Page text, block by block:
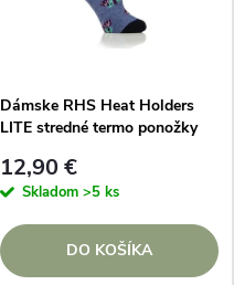
Dámske RHS Heat Holders
LITE stredné termo ponožky
12,90 €
Skladom >5 ks
DO KOŠÍKA